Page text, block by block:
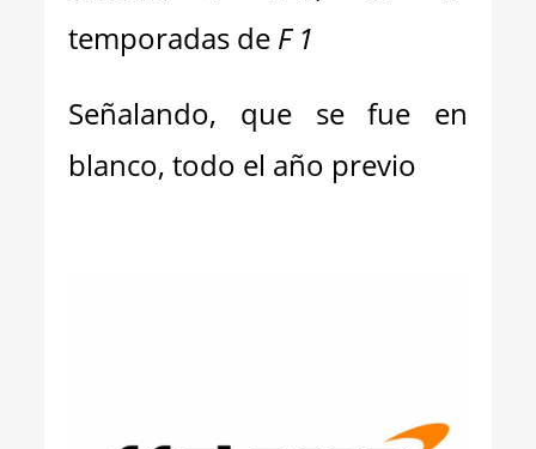
temporadas de F 1
Señalando, que se fue en
blanco, todo el año previo